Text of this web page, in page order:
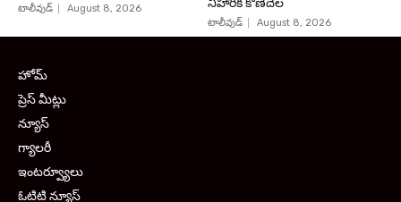
టాలీవుడ్ August 8, 2026
టాలీవుడ్ August 8, 2026
హోమ్
ప్రెస్ మీట్లు
న్యూస్
గ్యాలరీ
ఇంటర్వ్యూలు
ఓటిటి న్యూస్